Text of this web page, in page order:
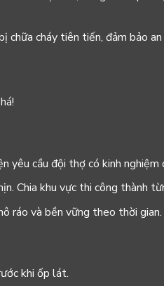
cháy tiên tiến, đảm bảo
cầu đội thợ có kinh
Chia khu vực thi công thành
ráo và bền vững theo thời gian.
khi ốp lát.